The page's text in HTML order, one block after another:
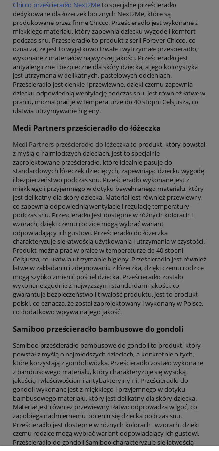
Chicco prześcieradło Next2Meto specjalne prześcieradło
dedykowane dla łóżeczek bocznych Next2Me, które są
produkowane przez firmę Chicco. Prześcieradło jest wykonane z
miękkiego materiału, który zapewnia dziecku wygodę i komfort
podczas snu. Prześcieradło to produkt z serii Forever Chicco, co
oznacza, że jest to wyjątkowo trwałe i wytrzymałe prześcieradło,
wykonane z materiałów najwyższej jakości. Prześcieradło jest
antyalergiczne i bezpieczne dla skóry dziecka, a jego kolorystyka
jest utrzymana w delikatnych, pastelowych odcieniach.
Prześcieradło jest cienkie i przewiewne, dzięki czemu zapewnia
dziecku odpowiednią wentylację podczas snu. Jest również łatwe w
praniu, można prać je w temperaturze do 40 stopni Celsjusza, co
ułatwia utrzymywanie higieny.
Medi Partners prześcieradło do łóżeczka
Medi Partners prześcieradło do łóżeczka to produkt, który powstał
z myślą o najmłodszych dzieciach. Jest to specjalnie
zaprojektowane prześcieradło, które idealnie pasuje do
standardowych łóżeczek dziecięcych, zapewniając dziecku wygodę
i bezpieczeństwo podczas snu. Prześcieradło wykonane jest z
miękkiego i przyjemnego w dotyku bawełnianego materiału, który
jest delikatny dla skóry dziecka. Materiał jest również przewiewny,
co zapewnia odpowiednią wentylację i regulację temperatury
podczas snu. Prześcieradło jest dostępne w różnych kolorach i
wzorach, dzięki czemu rodzice mogą wybrać wariant
odpowiadający ich gustowi. Prześcieradło do łóżeczka
charakteryzuje się łatwością użytkowania i utrzymania w czystości.
Produkt można prać w pralce w temperaturze do 40 stopni
Celsjusza, co ułatwia utrzymanie higieny. Prześcieradło jest również
łatwe w zakładaniu i zdejmowaniu z łóżeczka, dzięki czemu rodzice
mogą szybko zmienić pościel dziecka. Prześcieradło zostało
wykonane zgodnie z najwyższymi standardami jakości, co
gwarantuje bezpieczeństwo i trwałość produktu. Jest to produkt
polski, co oznacza, że został zaprojektowany i wykonany w Polsce,
co dodatkowo wpływa na jego jakość.
Samiboo prześcieradło bambusowe do gondoli
Samiboo prześcieradło bambusowe do gondoli to produkt, który
powstał z myślą o najmłodszych dzieciach, a konkretnie o tych,
które korzystają z gondoli wózka. Prześcieradło zostało wykonane
z bambusowego materiału, który charakteryzuje się wysoką
jakością i właściwościami antybakteryjnymi. Prześcieradło do
gondoli wykonane jest z miękkiego i przyjemnego w dotyku
bambusowego materiału, który jest delikatny dla skóry dziecka.
Materiał jest również przewiewny i łatwo odprowadza wilgoć, co
zapobiega nadmiernemu poceniu się dziecka podczas snu.
Prześcieradło jest dostępne w różnych kolorach i wzorach, dzięki
czemu rodzice mogą wybrać wariant odpowiadający ich gustowi.
Prześcieradło do gondoli Samiboo charakteryzuje się łatwością